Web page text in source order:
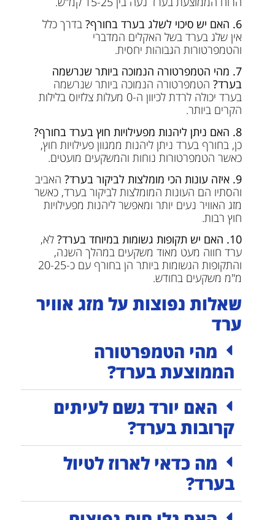
6. האם יש סיכוי לשלג בערד בחורף?
בדרך כלל
אין שלג בערד בשל האקלים המדברי
והטמפרטורות הגבוהות יחסית.
7. מהי הטמפרטורה הנמוכה ביותר שנרשמה
בערד? הטמפרטורה הנמוכה ביותר שנרשמה
בערד יכולה לרדת לכיוון ה-0 מעלות צלזיוס בלילות
הקרים ביותר.
8. האם ניתן ליהנות מפעילויות חוץ בערד בחורף?
כן, בחורף בערד ניתן ליהנות ממגוון פעילויות חוץ,
כאשר הטמפרטורות נוחות והמשקעים מועטים.
9. איזה עונות הכי מומלצות לביקור בערד?
האביב
והסתיו הם העונות המומלצות לביקור בערד, כאשר
מזג האוויר נעים יותר ומאפשר ליהנות מפעילויות
חוץ רבות.
10. האם יש תקופות גשומות במיוחד בערד?
לא,
ערד חווה מעט מאוד משקעים במהלך השנה,
והתקופות הגשומות ביותר הן בחורף עם כ-20-25
מ"מ משקעים בחודש.
שאלות נפוצות על מזג אוויר
ערד
מהי הטמפרטורה
הממוצעת בערד?
האם יורד גשם לעיתים
קרובות בערד?
מה כדאי לארוז לטיול
בערד?